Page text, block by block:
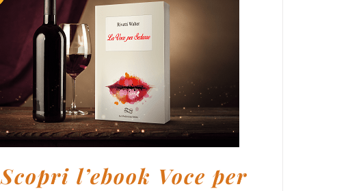
AGGIUNGI AL CARRELLO DETTAGLI
Scopri l’ebook Voce per